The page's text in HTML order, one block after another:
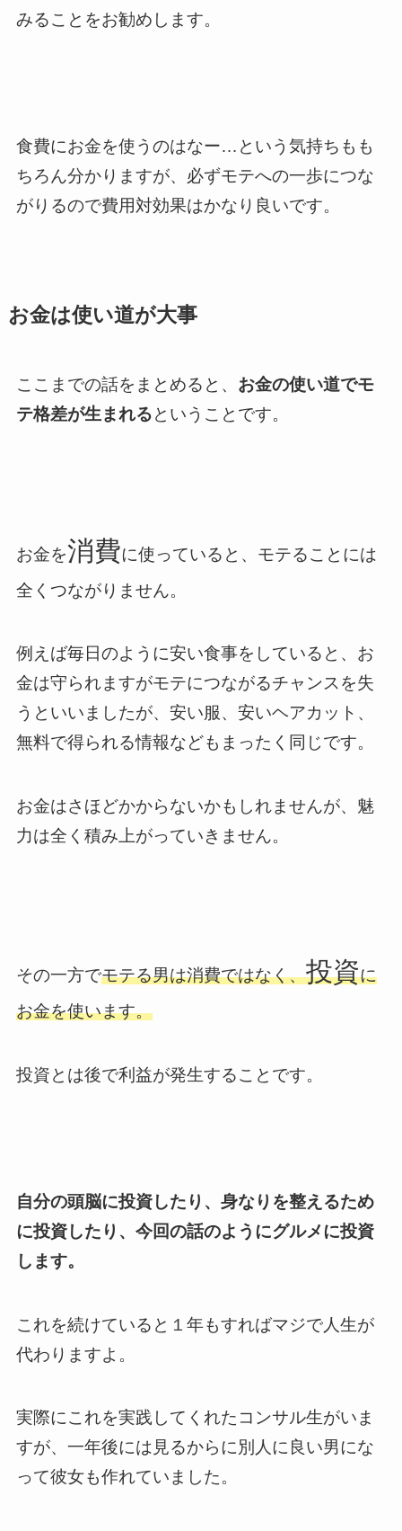
みることをお勧めします。
食費にお金を使うのはなー…という気持ちもも
ちろん分かりますが、必ずモテへの一歩につな
がりるので費用対効果はかなり良いです。
お金は使い道が大事
ここまでの話をまとめると、 お金の使い道でモ
テ格差が生まれるということです。
お金を消費に使っていると、モテることには
全くつながりません。
例えば毎日のように安い食事をしていると、お
金は守られますがモテにつながるチャンスを失
うといいましたが、安い服、安いヘアカット、
無料で得られる情報などもまったく同じです。
お金はさほどかからないかもしれませんが、魅
力は全く積み上がっていきません。
その一方でモテる男は消費ではなく、投資に
お金を使います。
投資とは後で利益が発生することです。
自分の頭脳に投資したり、身なりを整えるため
に投資したり、今回の話のようにグルメに投資
します。
これを続けていると１年もすればマジで人生が
代わりますよ。
実際にこれを実践してくれたコンサル生がいま
すが、一年後には見るからに別人に良い男にな
って彼女も作れていました。